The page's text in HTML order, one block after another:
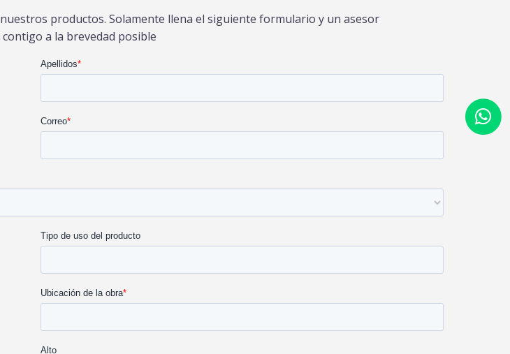
productos. Solamente llena el siguiente formulario y un asesor
a la brevedad posible